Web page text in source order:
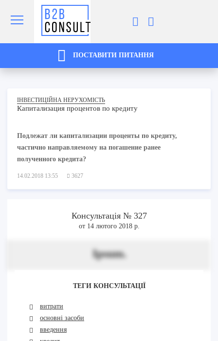
ПОСТАВИТИ ПИТАННЯ
ІНВЕСТИЦІЙНА НЕРУХОМІСТЬ
Капитализация процентов по кредиту
Подлежат ли капитализации проценты по кредиту,
частично направляемому на погашение ранее
полученного кредита?
14.02.2018 13:55 3627
Консультація № 327
от 14 лютого 2018 р.
Ipsum.
ТЕГИ КОНСУЛЬТАЦІЇ
витрати
основні засоби
введення